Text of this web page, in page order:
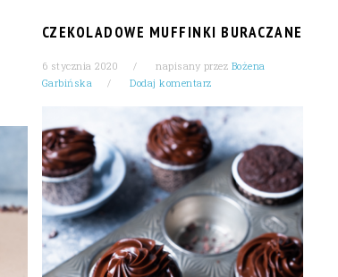
CZEKOLADOWE MUFFINKI BURACZANE
6 stycznia 2020 napisany przez Bożena
Garbińska
Dodaj komentarz